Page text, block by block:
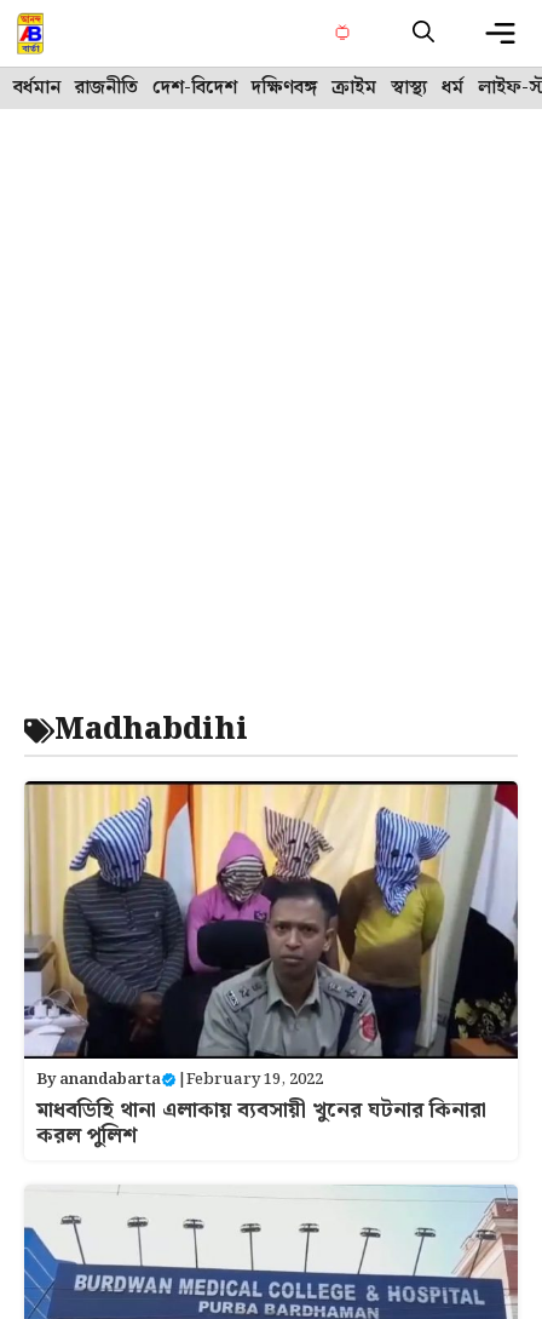
Skip
to
content
বর্ধমান রাজনীতি দেশ-বিদেশ দক্ষিণবঙ্গ ক্রাইম স্বাস্থ্য ধর্ম লাইফ-
Madhabdihi
Byanandabarta |February 19, 2022
মাধবডিহি থানা এলাকায় ব্যবসায়ী খুনের ঘটনার কিনারা
করল পুলিশ